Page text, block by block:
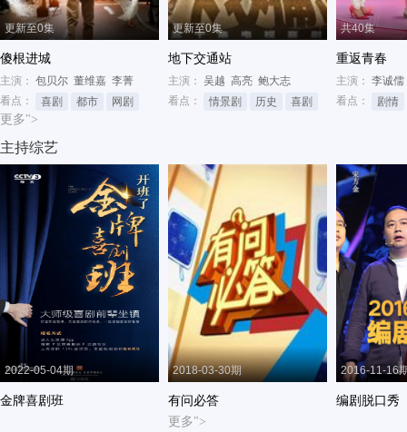
更新至0集
傻根进城
主演： 包贝尔 董维嘉 李菁
看点：
喜剧 都市 网剧
更多">
更新至0集
地下交通站
主演： 吴越 高亮 鲍大志
看点：
情景剧 历史 喜剧
共40集
重返青春
主演： 李诚儒
看点：
剧情
主持综艺
2022-05-04期
金牌喜剧班
2018-03-30期
有问必答
更多">
2016-11-16
编剧脱口秀